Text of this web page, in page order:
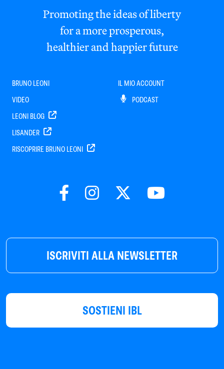
ISCRIVITI ALLA NEWSLETTER
SOSTIENI IBL
Promoting the ideas of liberty
for a more prosperous,
healthier and happier future
BRUNO LEONI
VIDEO
LEONI BLOG
LISANDER
RISCOPRIRE BRUNO LEONI
IL MIO ACCOUNT
PODCAST